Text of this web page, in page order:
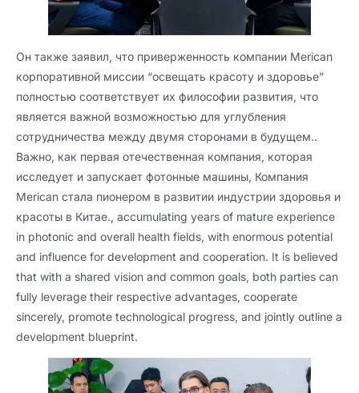
Он также заявил, что приверженность компании Merican
корпоративной миссии “освещать красоту и здоровье”
полностью соответствует их философии развития, что
является важной возможностью для углубления
сотрудничества между двумя сторонами в будущем..
Важно, как первая отечественная компания, которая
исследует и запускает фотонные машины, Компания
Merican стала пионером в развитии индустрии здоровья и
красоты в Китае., accumulating years of mature experience
in photonic and overall health fields, with enormous potential
and influence for development and cooperation. It is believed
that with a shared vision and common goals, both parties can
fully leverage their respective advantages, cooperate
sincerely, promote technological progress, and jointly outline a
development blueprint.